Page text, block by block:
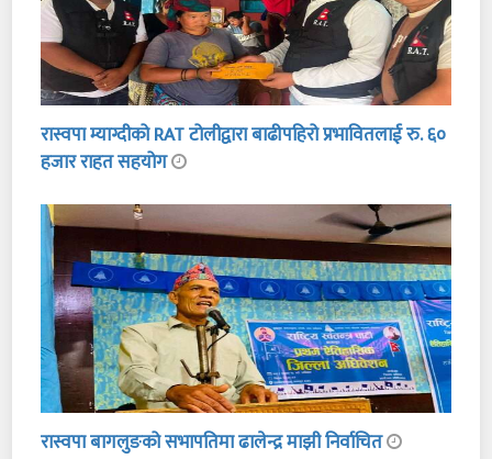
रास्वपा म्याग्दीको RAT टोलीद्वारा बाढीपहिरो प्रभावितलाई रु. ६०
हजार राहत सहयोग
रास्वपा बागलुङको सभापतिमा ढालेन्द्र माझी निर्वाचित